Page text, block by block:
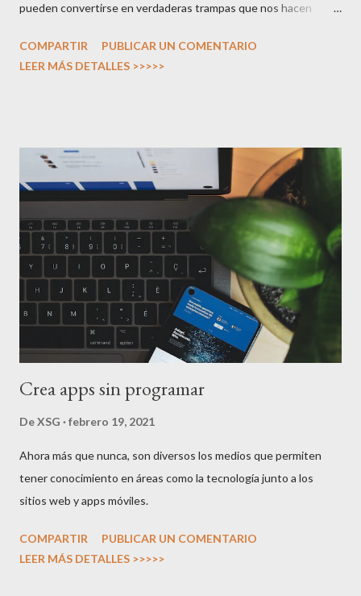
pueden convertirse en verdaderas trampas que nos hacen
de programación que, si bien pueden parecer sensatos a primera
nuevo framework, lenguaje o herramienta que aparece en el
horizonte tecnológico. La realidad: Las tecnologías "dinosaurio"
siguen dominando el mundo real: WordPress y PHP continúan
ejecutando la mayoría de las aplicaciones web Java sigue siendo
el estándar en el mundo empresarial La mayoría de las bases de
datos siguen siendo SQL C++ continúa siendo fundamen...
COMPARTIR
PUBLICAR UN COMENTARIO
LEER MÁS DETALLES >>>>>
Crea apps sin programar
DeXSG febrero 19, 2021
Ahora más que nunca, son diversos los medios que permiten
tener conocimiento en áreas como la tecnología junto a los
sitios web y apps móviles.
COMPARTIR
PUBLICAR UN COMENTARIO
LEER MÁS DETALLES >>>>>